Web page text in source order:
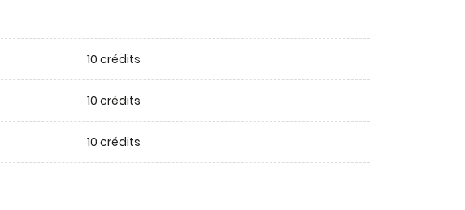
10 crédits
10 crédits
10 crédits